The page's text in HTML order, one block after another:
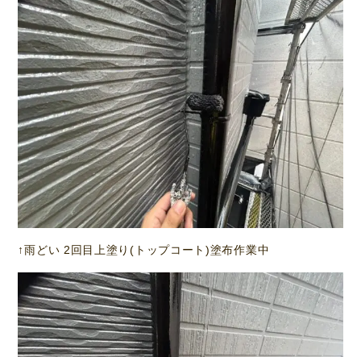
↑雨どい 2回目上塗り(トップコート)塗布作業中